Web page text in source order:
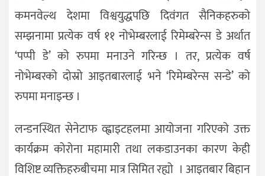
कमनवेल्थ देशमा विश्वयुद्धपछि दिवंगत सैनिकहरुको
सम्झनामा प्रत्येक वर्ष ११ नोभेम्बरलाई रिमेम्बरेन्स डे अर्थात
‘पप्पी डे’ को रुपमा मनाउने गरिन्छ । तर, प्रत्येक वर्ष
नोभेम्बरको दोस्रो आइतबारलाई भने ‘रिमेम्बरेन्स सन्डे’ को
रुपमा मनाइन्छ ।
लन्डनस्थित सेनेटाफ व्ह्वाइटहलमा आयोजना गरिएको उक्त
कार्यक्रम कोरोना महामारी तथा लकडाउनका कारण केही
विशिष्ट व्यक्तिहरुबीचमा मात्र सिमित रह्यो । आइतबार बिहान